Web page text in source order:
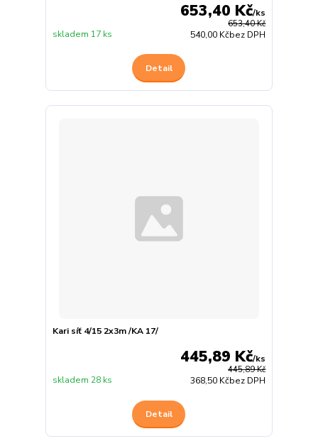
653,40 Kč
653,40 Kč/ks
540,00 Kčbez DPH
skladem 17 ks
Detail
Kari síť 4/15 2x3m /KA 17/
445,89 Kč
445,89 Kč/ks
368,50 Kčbez DPH
skladem 28 ks
Detail